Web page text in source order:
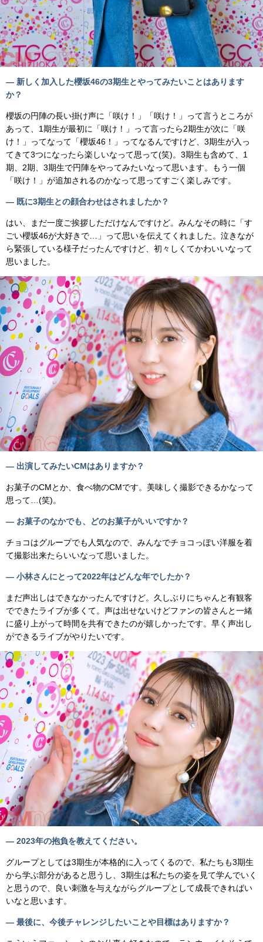
— 新しく加入した櫻坂46の3期生とやってみたいことはあります
か？
櫻坂の円陣の長い掛け声に「咲け！」「咲け！」って言うところが
あって、1期生が最初に「咲け！」って言ったら2期生が次に「咲
け！」ってなって「櫻坂46！」ってなるんですけど、3期生が入っ
てきて3つになったら楽しいなって思って(笑)。3期生も含めて、1
期、2期、3期生で円陣をやってみたいなって思います。もう一個
「咲け！」が追加されるのかなって思ってすごく楽しみです。
— 既に3期生との顔合わせはされましたか？
はい、まだ一度ご挨拶しただけなんですけど。みんなその時に「す
ごい櫻坂46が大好きで…」って思いを伝えてくれました。泣きなが
ら緊張している様子だったんですけど、初々しくてかわいいなって
思いました。
— 出演してみたいCMはありますか？
お菓子のCMとか、食べ物のCMです。美味しく撮影できるかなって
思って…(笑)。
— お菓子のなかでも、どのお菓子がいいですか？
チョコはグループでも人気なので、みんなでチョコっぽい洋服を着
て撮影出来たらいいなって思いました。
— 小林さんにとって2022年はどんな年でしたか？
まだ声出しはできなかったんですけど。久しぶりにちゃんと有観客
でできたライブが多くて。声は出せないけどファンの皆さんと一緒
に盛り上がって時間を共有できたのが嬉しかったです。早く声出し
ができるライブがやりたいです。
— 2023年の抱負を教えてください。
グループとしては3期生が本格的に入ってくるので、私たちも3期生
から学ぶ部分があると思うし、3期生は私たちの姿を見て学んでいく
と思うので、良い刺激を与えながらグループとして成長できればい
いなと思います。
— 最後に、今後チャレンジしたいことや目標はありますか？